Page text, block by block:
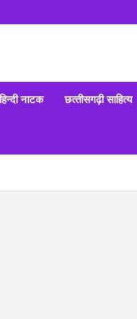
हिन्‍दी नाटक छत्‍तीसगढ़ी साहित्‍य